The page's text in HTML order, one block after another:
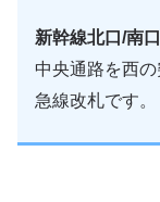
新幹線北口/南
中央通路を西
急線改札です。